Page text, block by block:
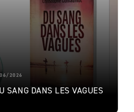
2026
SANG DANS LES VAGUES